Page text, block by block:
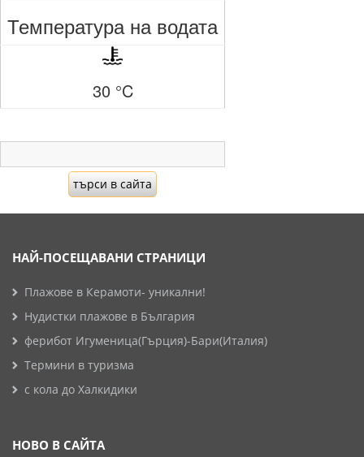
Температура на водата
30 °C
НАЙ-ПОСЕЩАВАНИ СТРАНИЦИ
Плажове в Керамоти- уникални!
Нудистки плажове в България
ферибот Игуменица(Гърция)-Бари(Италия)
Термини в туризма
с кола до Халкидики
НОВО В САЙТА